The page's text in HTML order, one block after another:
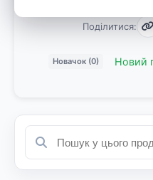
Поділитися:
Новачок (0) Новий